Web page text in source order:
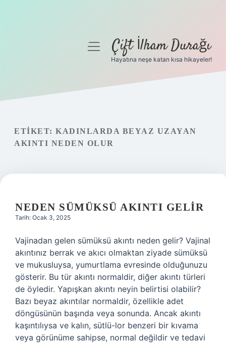
Gizlilik Politikası
Hakkımızda
menüyüÇift İlham Durağı
Hayatına neşe katan kısa hikayeler!
ETIKET: KADINLARDA BEYAZ UZAYAN
AKINTI NEDEN OLUR
NEDEN SÜMÜKSÜ AKINTI GELIR
Tarih: Ocak 3, 2025
Vajinadan gelen sümüksü akıntı neden gelir? Vajinal
akıntınız berrak ve akıcı olmaktan ziyade sümüksü
ve mukusluysa, yumurtlama evresinde olduğunuzu
gösterir. Bu tür akıntı normaldir, diğer akıntı türleri
de öyledir. Yapışkan akıntı neyin belirtisi olabilir?
Bazı beyaz akıntılar normaldir, özellikle adet
döngüsünün başında veya sonunda. Ancak akıntı
kaşıntılıysa ve kalın, sütlü-lor benzeri bir kıvama
veya görünüme sahipse, normal değildir ve tedavi